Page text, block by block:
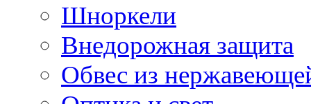
Шноркели
Внедорожная защита
Обвес из